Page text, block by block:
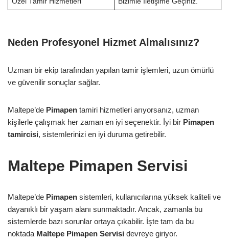
Neden Profesyonel Hizmet Almalısınız?
Uzman bir ekip tarafından yapılan tamir işlemleri, uzun ömürlü
ve güvenilir sonuçlar sağlar.
Maltepe’de Pimapen tamiri hizmetleri arıyorsanız, uzman
kişilerle çalışmak her zaman en iyi seçenektir. İyi bir Pimapen
tamircisi, sistemlerinizi en iyi duruma getirebilir.
Maltepe Pimapen Servisi
Maltepe’de Pimapen sistemleri, kullanıcılarına yüksek kaliteli ve
dayanıklı bir yaşam alanı sunmaktadır. Ancak, zamanla bu
sistemlerde bazı sorunlar ortaya çıkabilir. İşte tam da bu
noktada Maltepe Pimapen Servisi devreye giriyor.